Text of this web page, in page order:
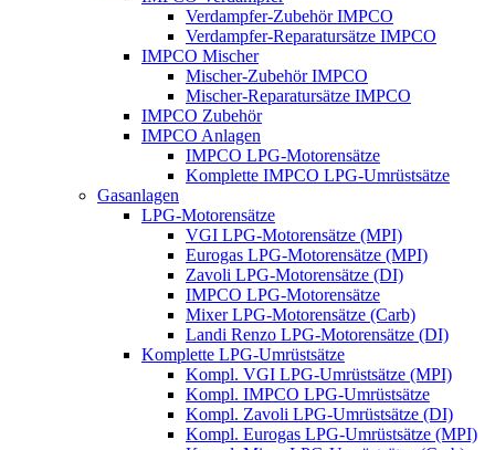
Verdampfer-Zubehör IMPCO
Verdampfer-Reparatursätze IMPCO
IMPCO Mischer
Mischer-Zubehör IMPCO
Mischer-Reparatursätze IMPCO
IMPCO Zubehör
IMPCO Anlagen
IMPCO LPG-Motorensätze
Komplette IMPCO LPG-Umrüstsätze
Gasanlagen
LPG-Motorensätze
VGI LPG-Motorensätze (MPI)
Eurogas LPG-Motorensätze (MPI)
Zavoli LPG-Motorensätze (DI)
IMPCO LPG-Motorensätze
Mixer LPG-Motorensätze (Carb)
Landi Renzo LPG-Motorensätze (DI)
Komplette LPG-Umrüstsätze
Kompl. VGI LPG-Umrüstsätze (MPI)
Kompl. IMPCO LPG-Umrüstsätze
Kompl. Zavoli LPG-Umrüstsätze (DI)
Kompl. Eurogas LPG-Umrüstsätze (MPI)